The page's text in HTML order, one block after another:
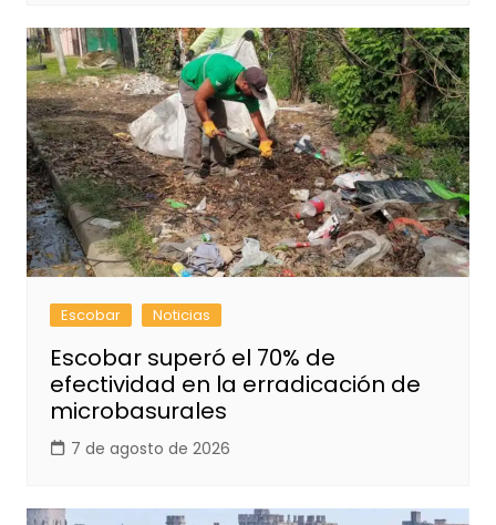
Escobar Noticias
Escobar superó el 70% de
efectividad en la erradicación de
microbasurales
7 de agosto de 2026